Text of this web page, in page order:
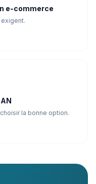
e-commerce
la bonne option.